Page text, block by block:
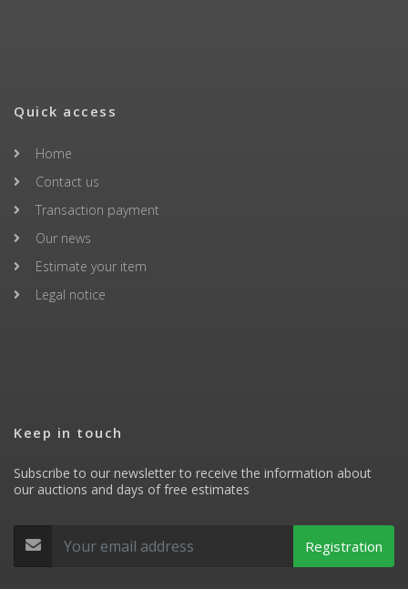
Quick access
Home
Contact us
Transaction payment
Our news
Estimate your item
Legal notice
Keep in touch
Subscribe to our newsletter to receive the information about
our auctions and days of free estimates
Registration